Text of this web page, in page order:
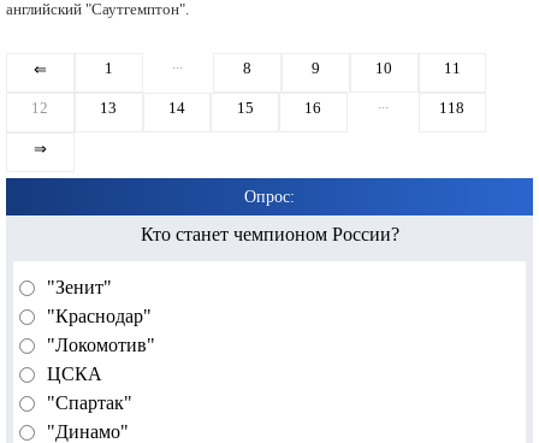
английский "Саутгемптон".
⇐ 1 ... 8 9 10 11
12 13 14 15 16 ... 118
⇒
Опрос:
Кто станет чемпионом России?
"Зенит"
"Краснодар"
"Локомотив"
ЦСКА
"Спартак"
"Динамо"